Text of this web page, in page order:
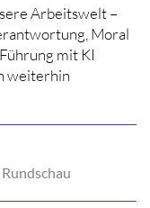
Arbeitswelt –
Moral
mit KI
weiterhin